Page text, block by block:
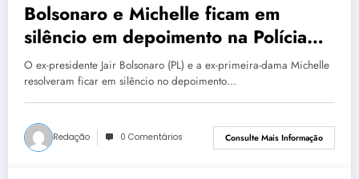
Bolsonaro e Michelle ficam em
silêncio em depoimento na Polícia
Federal
O ex-presidente Jair Bolsonaro (PL) e a ex-primeira-dama Michelle
resolveram ficar em silêncio no depoimento…
Redação 0 Comentários Consulte Mais Informação